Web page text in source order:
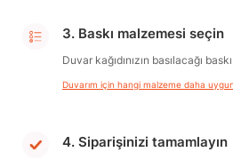
3. Baskı malzemesi seçin
Duvar kağıdınızın basılacağı
Duvarım için hangi malzeme daha
4. Siparişinizi tamamlayın